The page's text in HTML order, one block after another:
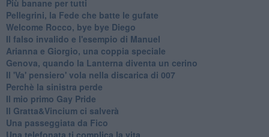
Più banane per tutti
Pellegrini, la Fede che batte le gufate
Welcome Rocco, bye bye Diego
Il falso invalido e l'esempio di Manuel
Arianna e Giorgio, una coppia speciale
Genova, quando la Lanterna diventa un cerino
Il 'Va' pensiero' vola nella discarica di 007
Perchè la sinistra perde
Il mio primo Gay Pride
Il Gratta&Vincium ci salverà
Una passeggiata da Fico
Una telefonata ti complica la vita